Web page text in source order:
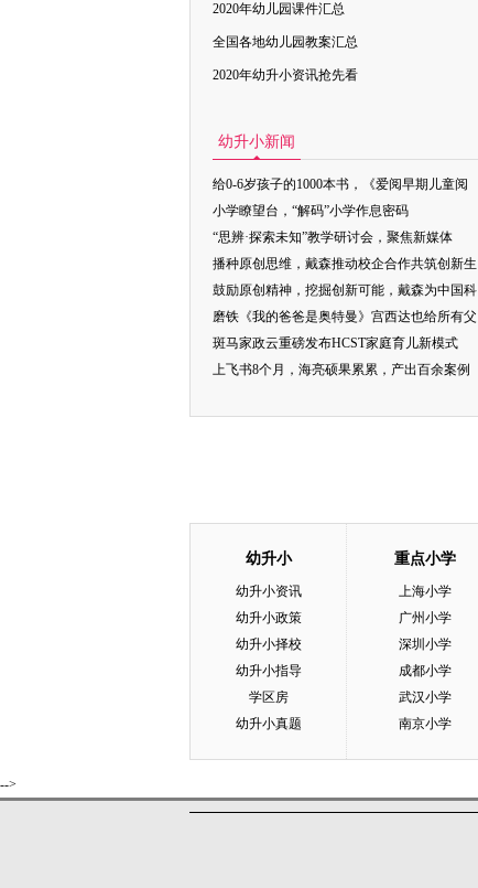
2020年幼儿园课件汇总
全国各地幼儿园教案汇总
2020年幼升小资讯抢先看
幼升小新闻
给0-6岁孩子的1000本书，《爱阅早期儿童阅
小学瞭望台，“解码”小学作息密码
“思辨·探索未知”教学研讨会，聚焦新媒体
播种原创思维，戴森推动校企合作共筑创新生
鼓励原创精神，挖掘创新可能，戴森为中国科
磨铁《我的爸爸是奥特曼》宫西达也给所有父
斑马家政云重磅发布HCST家庭育儿新模式
上飞书8个月，海亮硕果累累，产出百余案例
幼升小
幼升小资讯
幼升小政策
幼升小择校
幼升小指导
学区房
幼升小真题
重点小学
上海小学
广州小学
深圳小学
成都小学
武汉小学
南京小学
-->